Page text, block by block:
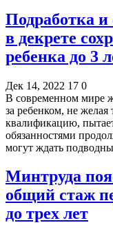
Подработка и
в декрете
ребенка до 3
Дек 14, 2022 17 0
В современном мире
за ребенком, не
квалификацию,
обязанностями
могут ждать
Минтруда
общий стаж
до трех лет